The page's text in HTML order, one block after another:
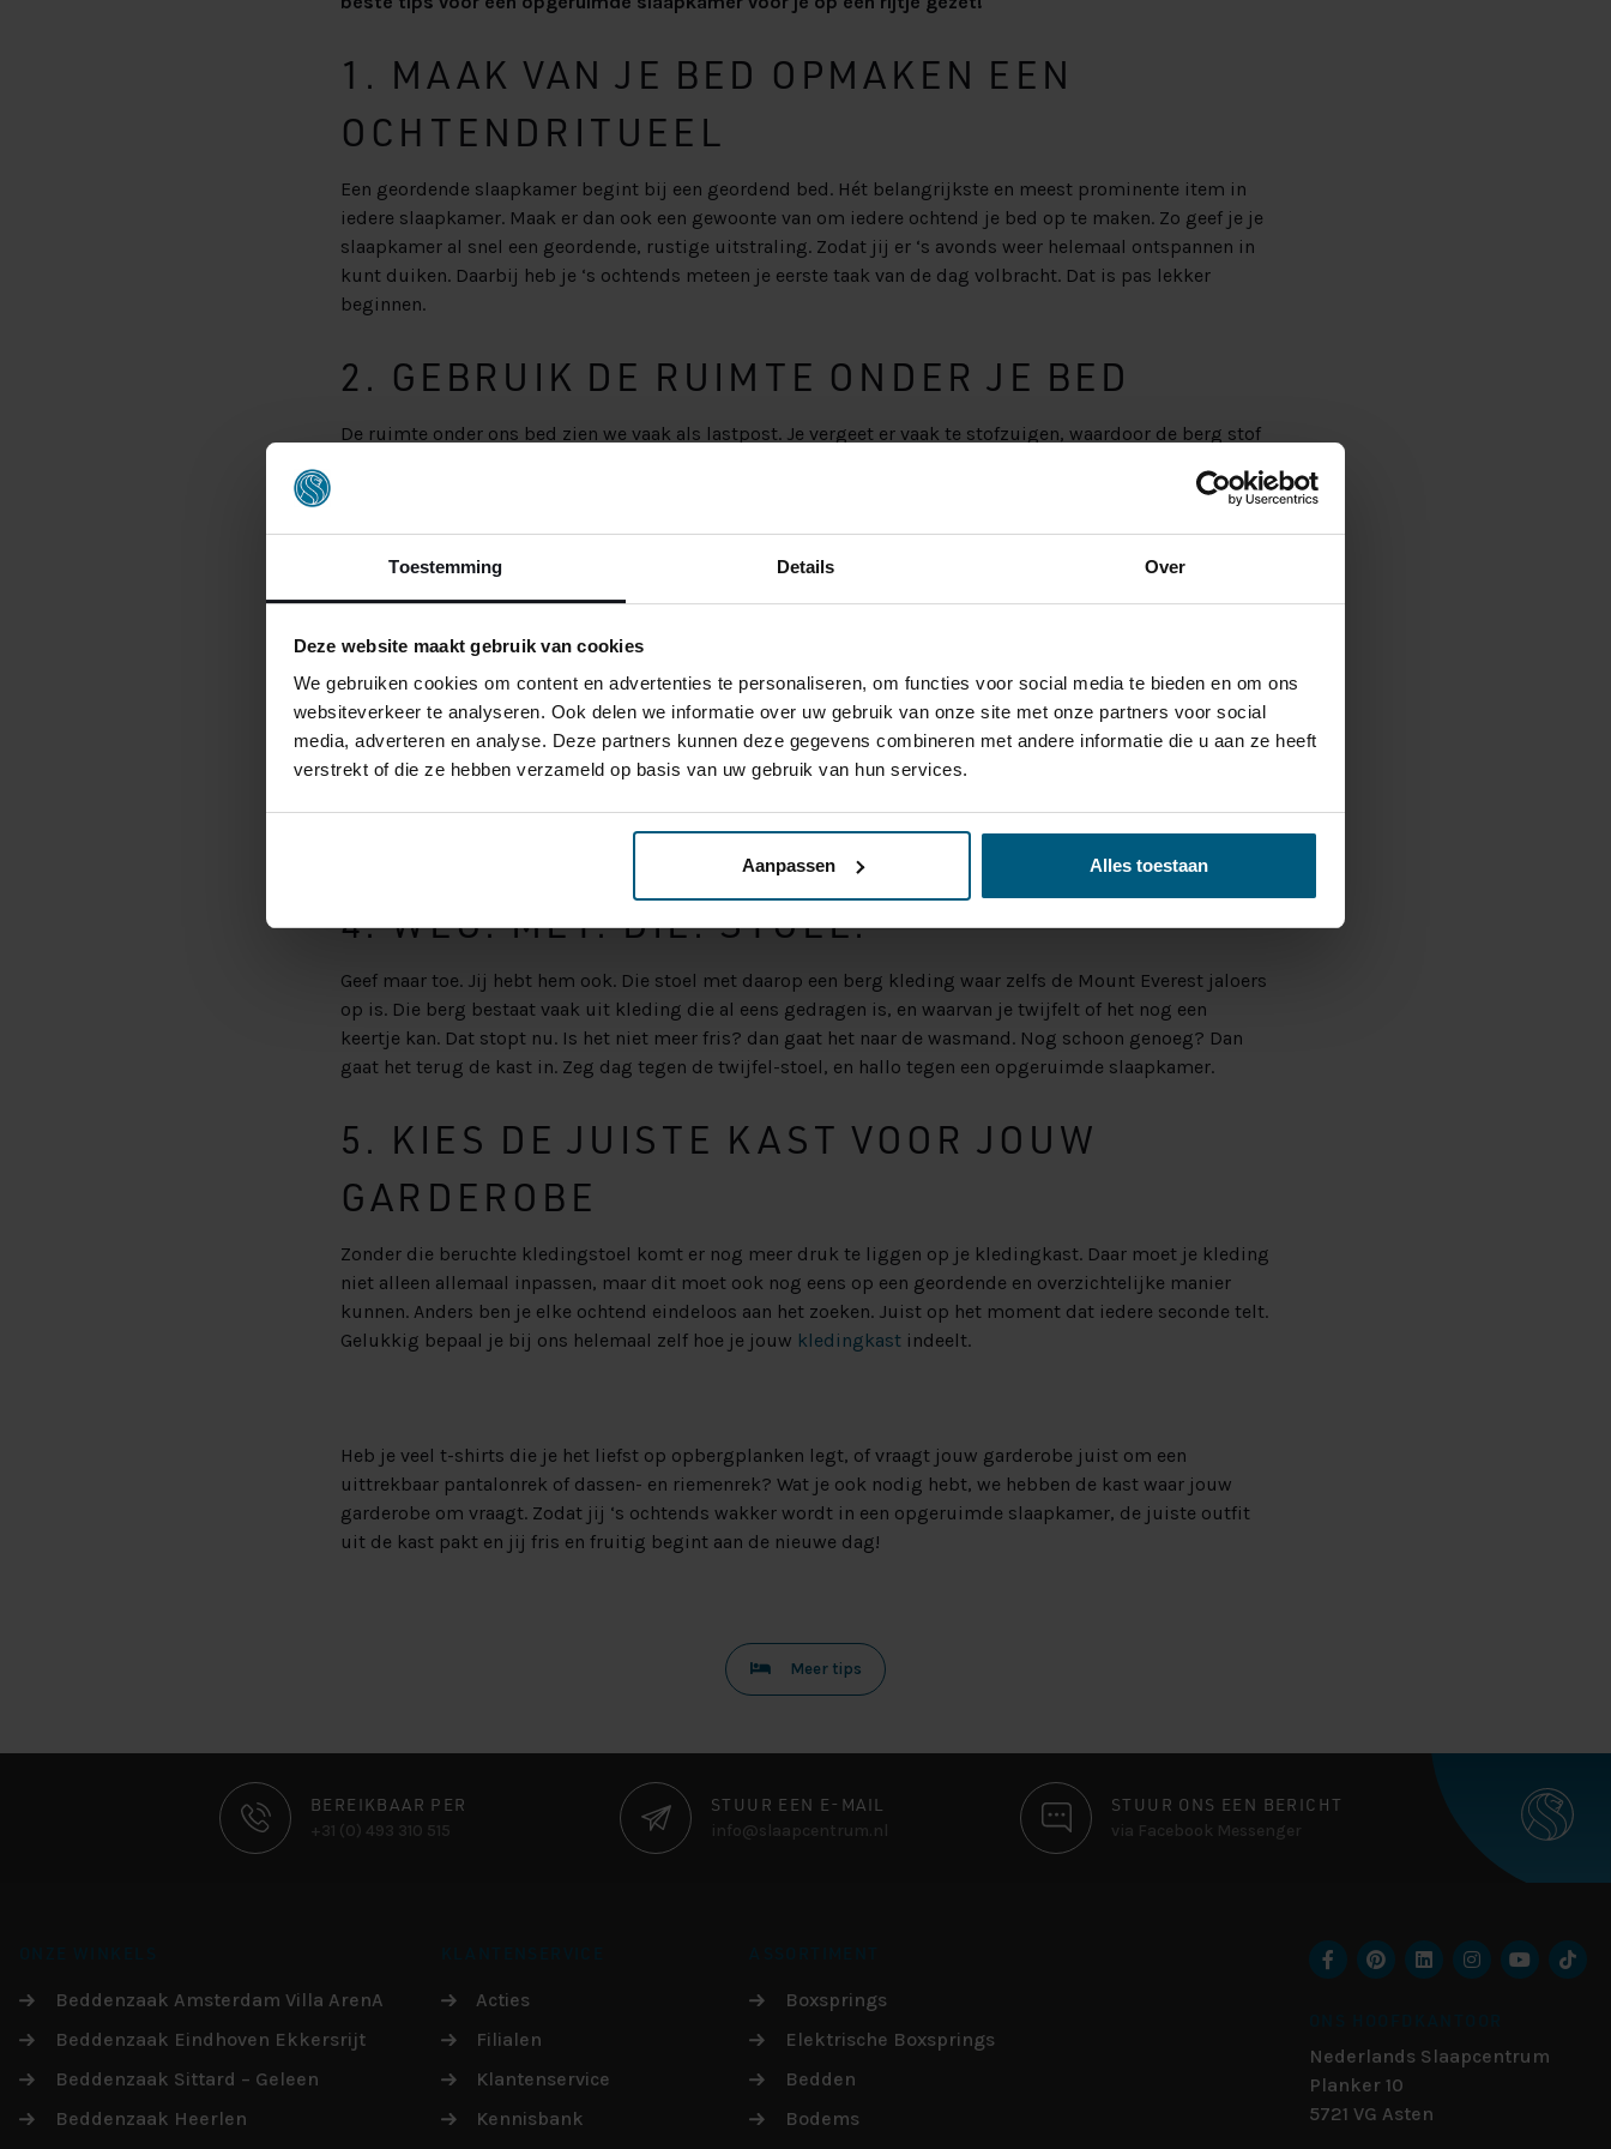
Toestemming Details Over
Deze website maakt gebruik van cookies
We gebruiken cookies om content en advertenties te personaliseren, om functies voor social media te bieden en om ons
websiteverkeer te analyseren. Ook delen we informatie over uw gebruik van onze site met onze partners voor social
media, adverteren en analyse. Deze partners kunnen deze gegevens combineren met andere informatie die u aan ze heeft
verstrekt of die ze hebben verzameld op basis van uw gebruik van hun services.
Aanpassen Alles toestaan
1. MAAK VAN JE BED OPMAKEN EEN
OCHTENDRITUEEL
Een geordende slaapkamer begint bij een geordend bed. Hét belangrijkste en meest prominente item in
iedere slaapkamer. Maak er dan ook een gewoonte van om iedere ochtend je bed op te maken. Zo geef je je
slaapkamer al snel een geordende, rustige uitstraling. Zodat jij er ‘s avonds weer helemaal ontspannen in
kunt duiken. Daarbij heb je ‘s ochtends meteen je eerste taak van de dag volbracht. Dat is pas lekker
beginnen.
2. GEBRUIK DE RUIMTE ONDER JE BED
De ruimte onder ons bed zien we vaak als lastpost. Je vergeet er vaak te stofzuigen, waardoor de berg stof
OPBERGRUIMTE
Niet alleen de ruimte onder je bed is een gemiste kans. Kijk maar eens naar het nachtkastje naast je bed. Is
dat een klein tafeltje waar je net je glas water en je wekker op kwijt kunt? Dan is het hoog tijd om eens na
4. WEG. MET. DIE. STOEL.
Geef maar toe. Jij hebt hem ook. Die stoel met daarop een berg kleding waar zelfs de Mount Everest jaloers
op is. Die berg bestaat vaak uit kleding die al eens gedragen is, en waarvan je twijfelt of het nog een
keertje kan. Dat stopt nu. Is het niet meer fris? dan gaat het naar de wasmand. Nog schoon genoeg? Dan
gaat het terug de kast in. Zeg dag tegen de twijfel-stoel, en hallo tegen een opgeruimde slaapkamer.
5. KIES DE JUISTE KAST VOOR JOUW
GARDEROBE
Zonder die beruchte kledingstoel komt er nog meer druk te liggen op je kledingkast. Daar moet je kleding
niet alleen allemaal inpassen, maar dit moet ook nog eens op een geordende en overzichtelijke manier
kunnen. Anders ben je elke ochtend eindeloos aan het zoeken. Juist op het moment dat iedere seconde telt.
Gelukkig bepaal je bij ons helemaal zelf hoe je jouw kledingkast indeelt.
Heb je veel t-shirts die je het liefst op opbergplanken legt, of vraagt jouw garderobe juist om een
uittrekbaar pantalonrek of dassen- en riemenrek? Wat je ook nodig hebt, we hebben de kast waar jouw
garderobe om vraagt. Zodat jij ‘s ochtends wakker wordt in een opgeruimde slaapkamer, de juiste outfit
uit de kast pakt en jij fris en fruitig begint aan de nieuwe dag!
Meer tips
INFORMATIE
BEREIKBAAR PER
+31 (0) 493 310 515
STUUR EEN E-MAIL
info@slaapcentrum.nl
STUUR ONS EEN BERICHT
via Facebook Messenger
Beddenzaak Amsterdam Villa ArenA
Beddenzaak Eindhoven Ekkersrijt
Beddenzaak Sittard – Geleen
Beddenzaak Heerlen
Acties
Filialen
Klantenservice
Kennisbank
Boxsprings
Elektrische Boxsprings
Bedden
Bodems
Nederlands Slaapcentrum
Planker 10
5721 VG Asten